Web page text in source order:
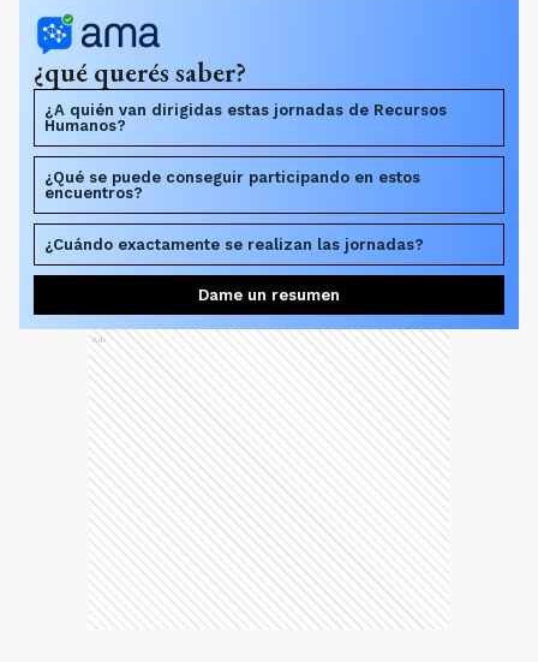
¿qué querés saber?
¿A quién van dirigidas estas jornadas de Recursos
Humanos?
¿Qué se puede conseguir participando en estos
encuentros?
¿Cuándo exactamente se realizan las jornadas?
Dame un resumen
Ads